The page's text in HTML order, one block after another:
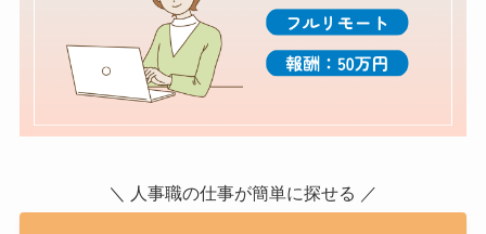
＼ 人事職の仕事が簡単に探せる ／